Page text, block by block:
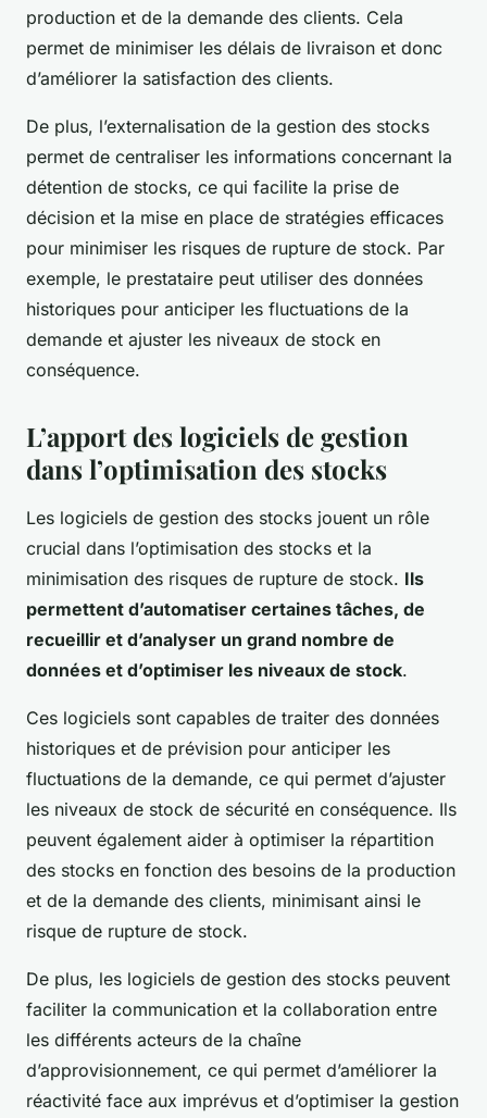
production et de la demande des clients. Cela
permet de minimiser les délais de livraison et donc
d’améliorer la satisfaction des clients.
De plus, l’externalisation de la gestion des stocks
permet de centraliser les informations concernant la
détention de stocks, ce qui facilite la prise de
décision et la mise en place de stratégies efficaces
pour minimiser les risques de rupture de stock. Par
exemple, le prestataire peut utiliser des données
historiques pour anticiper les fluctuations de la
demande et ajuster les niveaux de stock en
conséquence.
L’apport des logiciels de gestion
dans l’optimisation des stocks
Les logiciels de gestion des stocks jouent un rôle
crucial dans l’optimisation des stocks et la
minimisation des risques de rupture de stock. Ils
permettent d’automatiser certaines tâches, de
recueillir et d’analyser un grand nombre de
données et d’optimiser les niveaux de stock.
Ces logiciels sont capables de traiter des données
historiques et de prévision pour anticiper les
fluctuations de la demande, ce qui permet d’ajuster
les niveaux de stock de sécurité en conséquence. Ils
peuvent également aider à optimiser la répartition
des stocks en fonction des besoins de la production
et de la demande des clients, minimisant ainsi le
risque de rupture de stock.
De plus, les logiciels de gestion des stocks peuvent
faciliter la communication et la collaboration entre
les différents acteurs de la chaîne
d’approvisionnement, ce qui permet d’améliorer la
réactivité face aux imprévus et d’optimiser la gestion